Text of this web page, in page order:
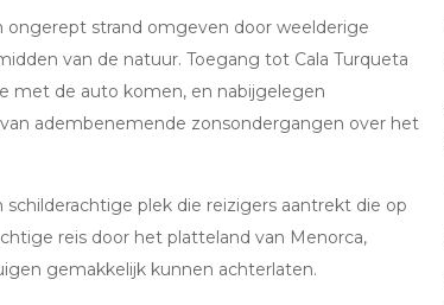
ongerept strand omgeven door weelderige
van de natuur. Toegang tot Cala Turqueta
met de auto komen, en nabijgelegen
adembenemende zonsondergangen over het
plek die reizigers aantrekt die op
reis door het platteland van Menorca,
gemakkelijk kunnen achterlaten.